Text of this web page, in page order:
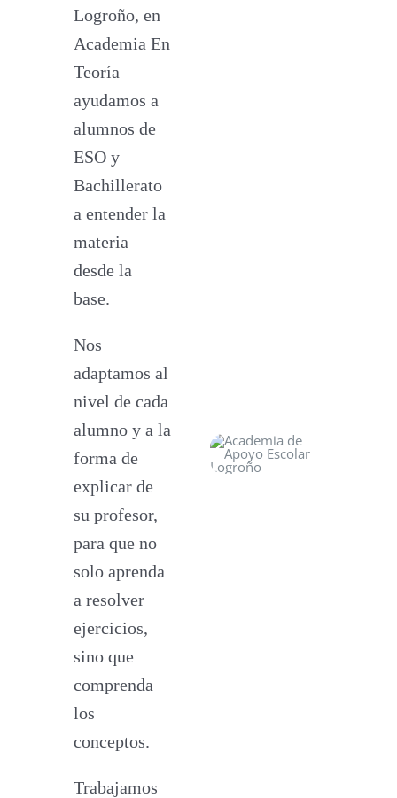
Logroño, en
Academia En
Teoría
ayudamos a
alumnos de
ESO y
Bachillerato
a entender la
materia
desde la
base.
Nos
adaptamos al
nivel de cada
alumno y a la
forma de
explicar de
su profesor,
para que no
solo aprenda
a resolver
ejercicios,
sino que
comprenda
los
conceptos.
Trabajamos